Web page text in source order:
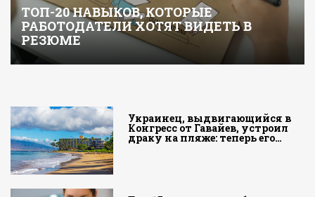
ТОП-20 НАВЫКОВ, КОТОРЫЕ
РАБОТОДАТЕЛИ ХОТЯТ ВИДЕТЬ В
РЕЗЮМЕ
Украинец, выдвигающийся в
Конгресс от Гавайев, устроил
драку на пляже: теперь его…